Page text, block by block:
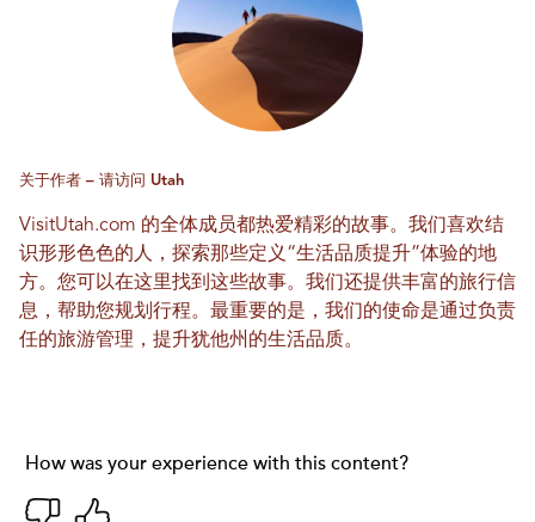
关于作者 – 请访问 Utah
VisitUtah.com 的全体成员都热爱精彩的故事。我们喜欢结
识形形色色的人，探索那些定义“生活品质提升”体验的地
方。您可以在这里找到这些故事。我们还提供丰富的旅行信
息，帮助您规划行程。最重要的是，我们的使命是通过负责
任的旅游管理，提升犹他州的生活品质。